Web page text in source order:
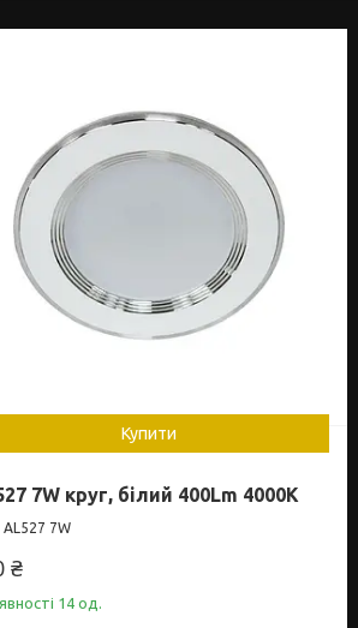
Купити
7W круг, білий 400Lm 4000K
AL527 7W
₴
14 од.